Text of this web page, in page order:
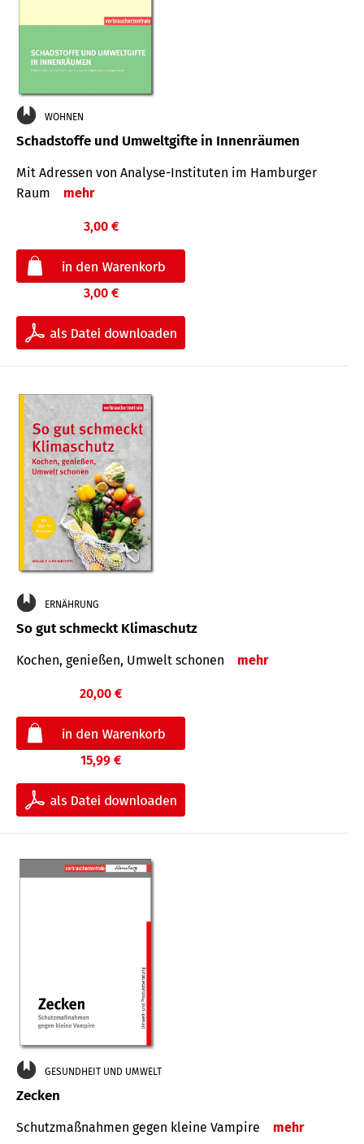
WOHNEN
Schadstoffe und Umweltgifte in Innenräumen
Mit Adressen von Analyse-Insti­tuten im Hamburger
Raum
mehr
3,00 €
3,00 €
ERNÄHRUNG
So gut schmeckt Klimaschutz
Kochen, genießen, Umwelt schonen mehr
20,00 €
15,99 €
GESUNDHEIT UND UMWELT
Zecken
Schutz­maß­nahmen gegen kleine Vampire mehr